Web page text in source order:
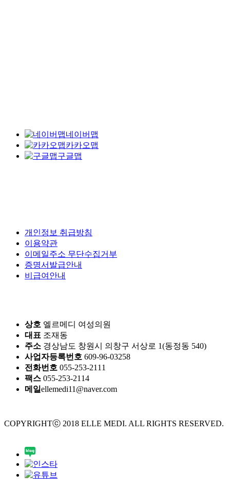
네이버맵
카카오맵
구글맵
개인정보 취급방침
이용약관
이메일주소 무단수집거부
증명서발급안내
비급여안내
상호 엘르메디 여성의원
대표 조재동
주소 경상남도 창원시 의창구 서상로 1(동정동 540)
사업자등록번호 609-96-03258
전화번호 055-253-2111
팩스 055-253-2114
메일ellemedi11@naver.com
COPYRIGHTⓒ 2018 ELLE MEDI. ALL RIGHTS RESERVED.